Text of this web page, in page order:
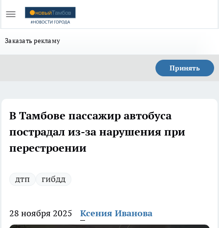
Заказать рекламу
Принять
В Тамбове пассажир автобуса
пострадал из-за нарушения при
перестроении
дтп гибдд
28 ноября 2025 Ксения Иванова